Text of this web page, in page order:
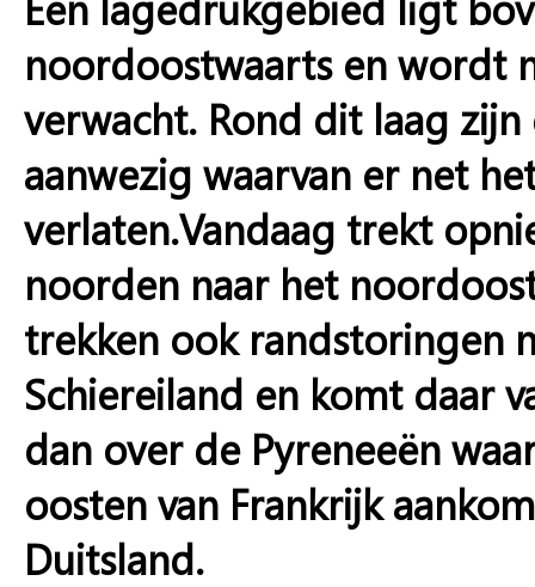
noordoostwaarts en wordt
verwacht. Rond dit laag
aanwezig waarvan er net
verlaten.Vandaag trekt
noorden naar het
trekken ook randstoringen
Schiereiland en komt daar
dan over de Pyreneeën
oosten van Frankrijk
Duitsland.